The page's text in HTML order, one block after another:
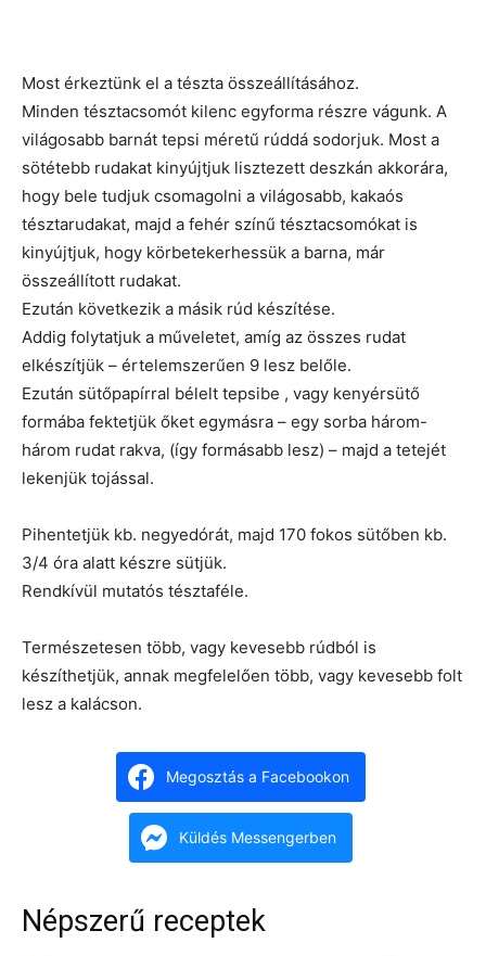
Most érkeztünk el a tészta összeállításához.
Minden tésztacsomót kilenc egyforma részre vágunk. A
világosabb barnát tepsi méretű rúddá sodorjuk. Most a
sötétebb rudakat kinyújtjuk lisztezett deszkán akkorára,
hogy bele tudjuk csomagolni a világosabb, kakaós
tésztarudakat, majd a fehér színű tésztacsomókat is
kinyújtjuk, hogy körbetekerhessük a barna, már
összeállított rudakat.
Ezután következik a másik rúd készítése.
Addig folytatjuk a műveletet, amíg az összes rudat
elkészítjük – értelemszerűen 9 lesz belőle.
Ezután sütőpapírral bélelt tepsibe , vagy kenyérsütő
formába fektetjük őket egymásra – egy sorba három-
három rudat rakva, (így formásabb lesz) – majd a tetejét
lekenjük tojással.
Pihentetjük kb. negyedórát, majd 170 fokos sütőben kb.
3/4 óra alatt készre sütjük.
Rendkívül mutatós tésztaféle.
Természetesen több, vagy kevesebb rúdból is
készíthetjük, annak megfelelően több, vagy kevesebb folt
lesz a kalácson.
Megosztás a Facebookon
Küldés Messengerben
Népszerű receptek